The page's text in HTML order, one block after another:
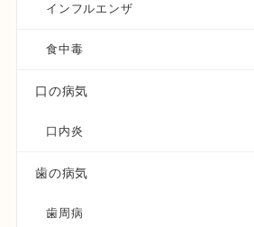
インフルエンザ
食中毒
口の病気
口内炎
歯の病気
歯周病